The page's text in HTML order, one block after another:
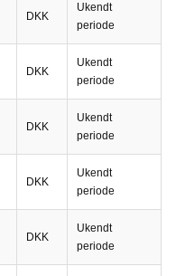
DKK
Ukendt
periode
DKK
Ukendt
periode
DKK
Ukendt
periode
DKK
Ukendt
periode
DKK
Ukendt
periode